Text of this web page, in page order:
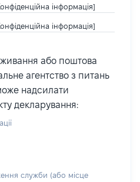
інформація]
інформація]
або поштова
агентство з питань
надсилати
декларування:
служби (або місце